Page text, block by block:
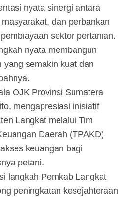
nyata sinergi antara
dan perbankan
sektor pertanian.
nyata membangun
yang semakin kuat dan
OJK Provinsi Sumatera
mengapresiasi inisiatif
Langkat melalui Tim
Daerah (TPAKD)
keuangan bagi
petani.
langkah Pemkab Langkat
peningkatan kesejahteraan